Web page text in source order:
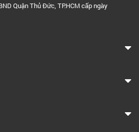
Quận Thủ Đức, TP.HCM cấp ngày